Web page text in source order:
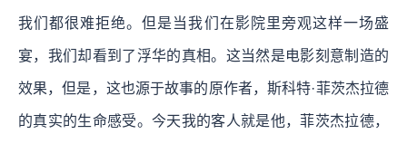
我们都很难拒绝。但是当我们在影院里旁观这样一场盛
宴，我们却看到了浮华的真相。这当然是电影刻意制造的
效果，但是，这也源于故事的原作者，斯科特·菲茨杰拉德
的真实的生命感受。今天我的客人就是他，菲茨杰拉德，